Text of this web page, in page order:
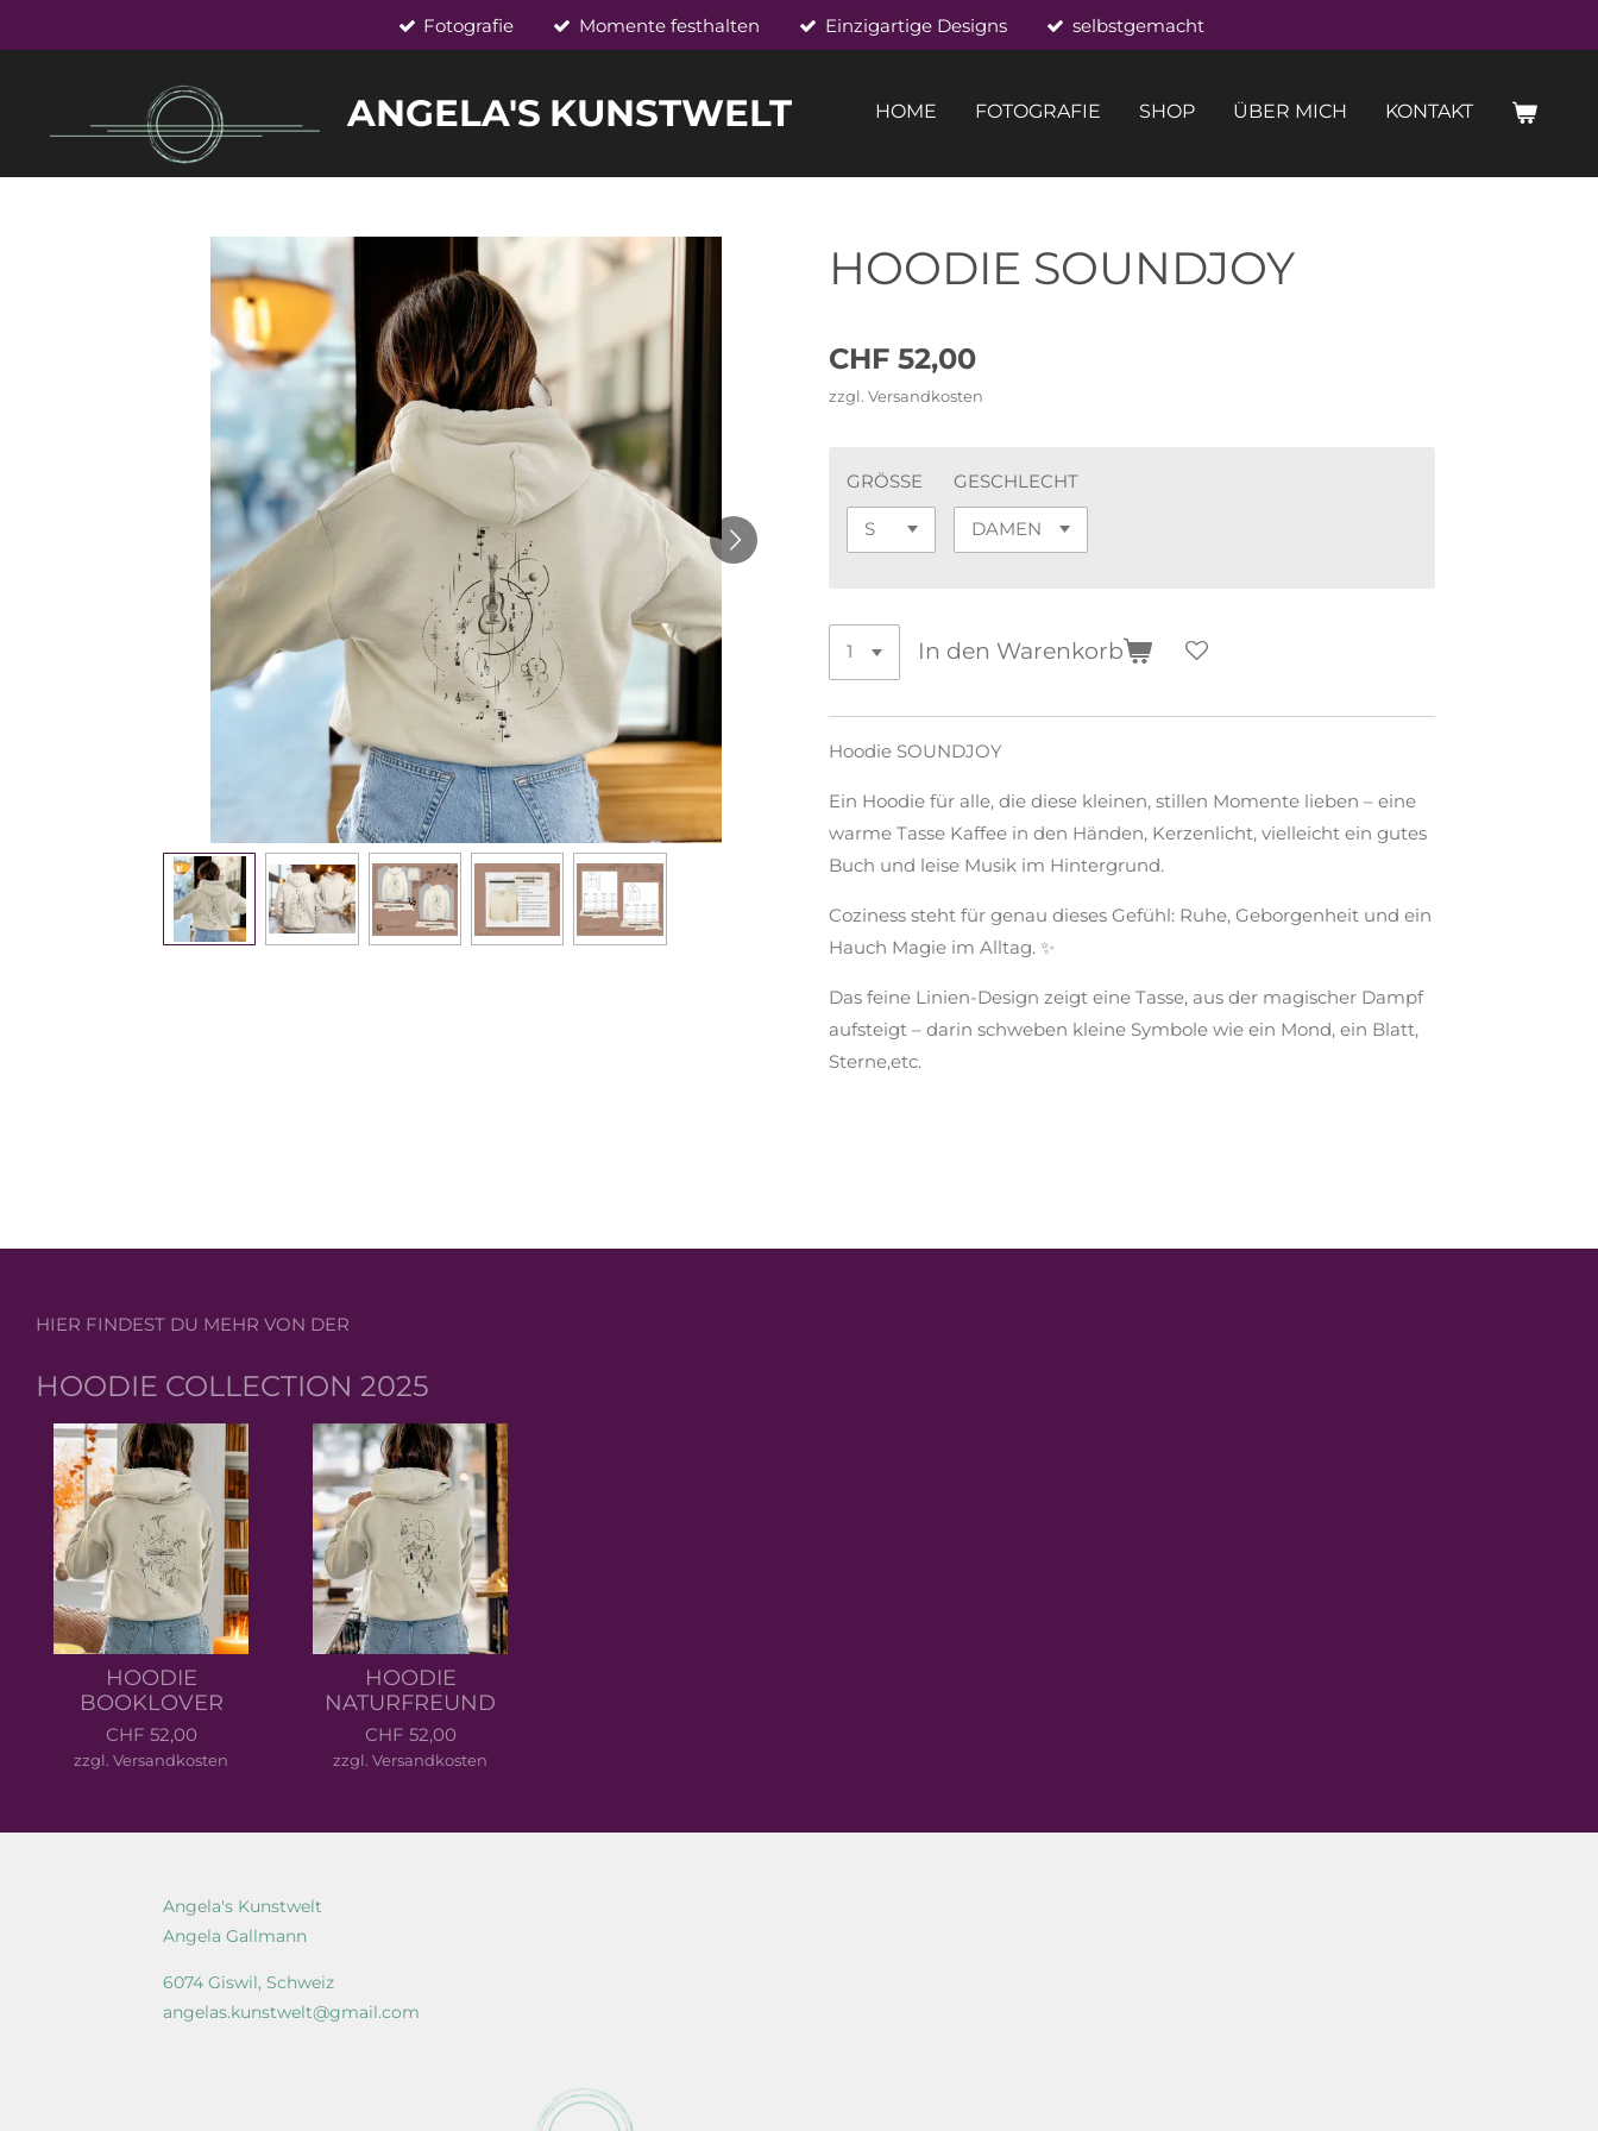
Fotografie Momente festhalten Einzigartige Designs selbstgemacht
ANGELA'S KUNSTWELT HOME FOTOGRAFIE SHOP ÜBER MICH KONTAKT
HOODIE SOUNDJOY
CHF 52,00
zzgl. Versandkosten
GRÖSSE GESCHLECHT
In den Warenkorb
Hoodie SOUNDJOY
Ein Hoodie für alle, die diese kleinen, stillen Momente lieben – eine
warme Tasse Kaffee in den Händen, Kerzenlicht, vielleicht ein gutes
Buch und leise Musik im Hintergrund.
Coziness steht für genau dieses Gefühl: Ruhe, Geborgenheit und ein
Hauch Magie im Alltag. ✨
Das feine Linien-Design zeigt eine Tasse, aus der magischer Dampf
aufsteigt – darin schweben kleine Symbole wie ein Mond, ein Blatt,
Sterne,etc.
HIER FINDEST DU MEHR VON DER
HOODIE COLLECTION 2025
HOODIE
BOOKLOVER
CHF 52,00
zzgl. Versandkosten
HOODIE
NATURFREUND
CHF 52,00
zzgl. Versandkosten
Angela's Kunstwelt
Angela Gallmann
6074 Giswil, Schweiz
angelas.kunstwelt@gmail.com